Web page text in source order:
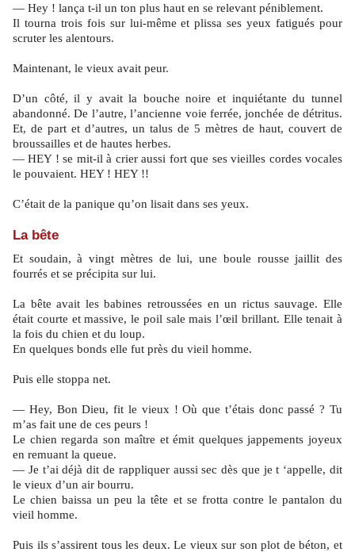
— Hey ! lança t-il un ton plus haut en se relevant péniblement.
Il tourna trois fois sur lui-même et plissa ses yeux fatigués pour
scruter les alentours.
Maintenant, le vieux avait peur.
D’un côté, il y avait la bouche noire et inquiétante du tunnel
abandonné. De l’autre, l’ancienne voie ferrée, jonchée de détritus.
Et, de part et d’autres, un talus de 5 mètres de haut, couvert de
broussailles et de hautes herbes.
— HEY ! se mit-il à crier aussi fort que ses vieilles cordes vocales
le pouvaient. HEY ! HEY !!
C’était de la panique qu’on lisait dans ses yeux.
La bête
Et soudain, à vingt mètres de lui, une boule rousse jaillit des
fourrés et se précipita sur lui.
La bête avait les babines retroussées en un rictus sauvage. Elle
était courte et massive, le poil sale mais l’œil brillant. Elle tenait à
la fois du chien et du loup.
En quelques bonds elle fut près du vieil homme.
Puis elle stoppa net.
— Hey, Bon Dieu, fit le vieux ! Où que t’étais donc passé ? Tu
m’as fait une de ces peurs !
Le chien regarda son maître et émit quelques jappements joyeux
en remuant la queue.
— Je t’ai déjà dit de rappliquer aussi sec dès que je t ‘appelle, dit
le vieux d’un air bourru.
Le chien baissa un peu la tête et se frotta contre le pantalon du
vieil homme.
Puis ils s’assirent tous les deux. Le vieux sur son plot de béton, et